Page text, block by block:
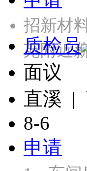
招新材
苑附近
质检员
面议
直溪 |
8-6
申请